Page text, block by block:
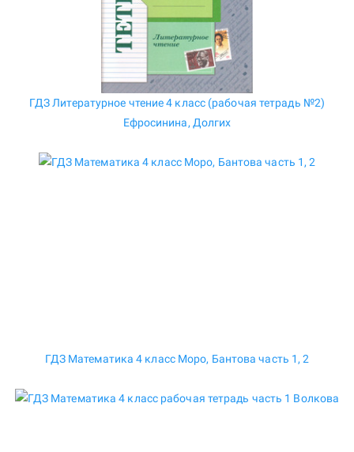
ГДЗ Литературное чтение 4 класс (рабочая тетрадь №2)
Ефросинина, Долгих
ГДЗ Математика 4 класс Моро, Бантова часть 1, 2